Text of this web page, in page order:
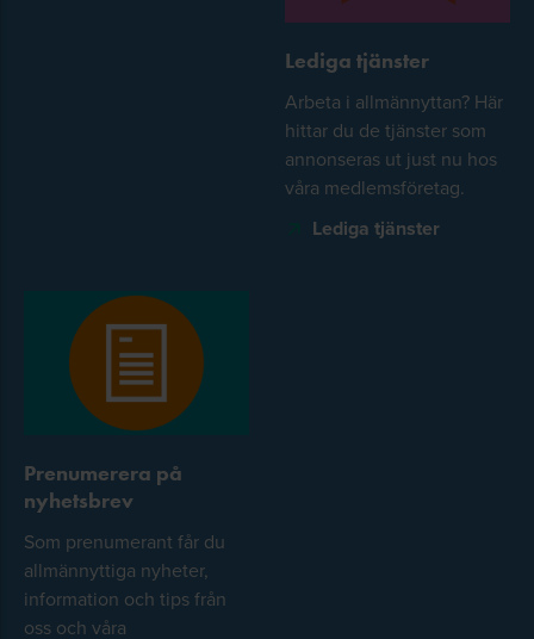
Lediga tjänster
Arbeta i allmännyttan? Här
hittar du de tjänster som
annonseras ut just nu hos
våra medlemsföretag.
Lediga tjänster
Prenumerera på
nyhetsbrev
Som prenumerant får du
allmännyttiga nyheter,
information och tips från
oss och våra